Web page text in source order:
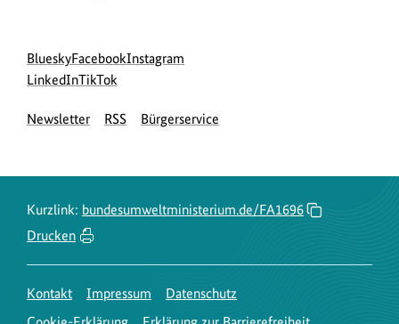
Social
Media
Blueskyzur
Bluesky-
des
Facebookzur
des
Instagram
des
LinkedInzur
Seite
zur
Seite
TikTok
Newsletter RSS Bürgerservice
Kurzlink: bundesumweltministerium.de/FA1696
Drucken
Kontakt Impressum
Datenschutz